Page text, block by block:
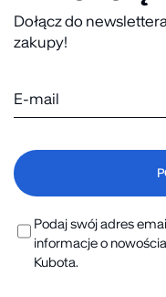
Dołącz do
zakupy!
Podaj swój adres
informacje o
Kubota.